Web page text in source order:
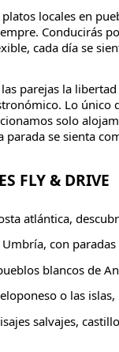
locales en
Conducirás
cada día se
parejas la
Lo único
solo
se sienta
FLY & DRIVE
atlántica,
Umbría, con
blancos de
o las
salvajes,